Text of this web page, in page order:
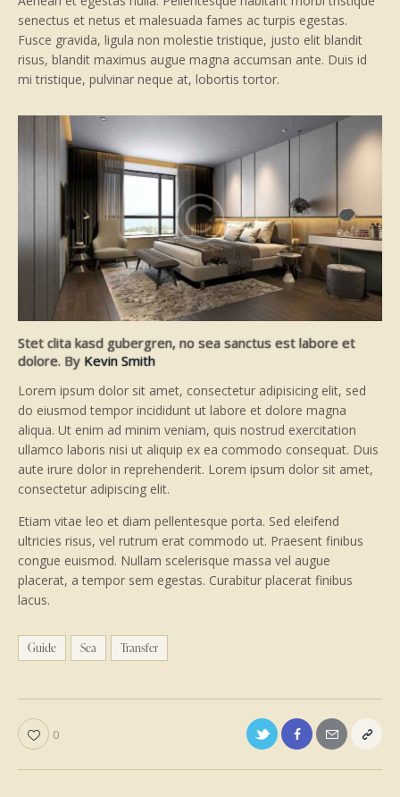
senectus et netus et malesuada fames ac turpis egestas.
Fusce gravida, ligula non molestie tristique, justo elit blandit
risus, blandit maximus augue magna accumsan ante. Duis id
mi tristique, pulvinar neque at, lobortis tortor.
Stet clita kasd gubergren, no sea sanctus est labore et
dolore. By Kevin Smith
Lorem ipsum dolor sit amet, consectetur adipisicing elit, sed
do eiusmod tempor incididunt ut labore et dolore magna
aliqua. Ut enim ad minim veniam, quis nostrud exercitation
ullamco laboris nisi ut aliquip ex ea commodo consequat. Duis
aute irure dolor in reprehenderit. Lorem ipsum dolor sit amet,
consectetur adipiscing elit.
Etiam vitae leo et diam pellentesque porta. Sed eleifend
ultricies risus, vel rutrum erat commodo ut. Praesent finibus
congue euismod. Nullam scelerisque massa vel augue
placerat, a tempor sem egestas. Curabitur placerat finibus
lacus.
Guide Sea Transfer
0